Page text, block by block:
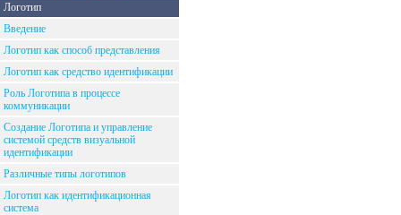
Логотип
Введение
Логотип как способ представления
Логотип как средство идентификации
Роль Логотипа в процессе
коммуникации
Создание Логотипа и управление
системой средств визуальной
идентификации
Различные типы логотипов
Логотип как идентификационная
система